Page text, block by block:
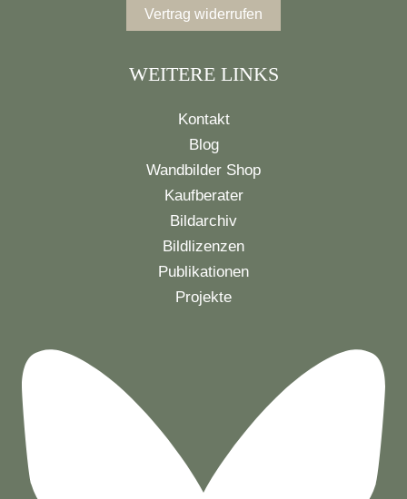
Vertrag widerrufen
WEITERE LINKS
Kontakt
Blog
Wandbilder Shop
Kaufberater
Bildarchiv
Bildlizenzen
Publikationen
Projekte